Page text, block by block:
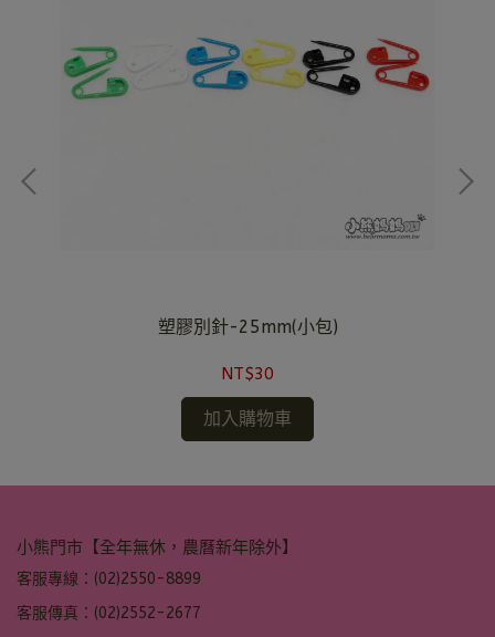
塑膠別針-25mm(小包)
NT$30
加入購物車
小熊門市【全年無休，農曆新年除外】
客服專線：(02)2550-8899
客服傳真：(02)2552-2677